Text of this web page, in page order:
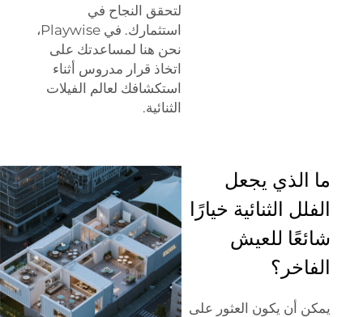
لتحقق النجاح في
استثمارك. في Playwise،
نحن هنا لمساعدتك على
اتخاذ قرار مدروس أثناء
استكشافك لعالم الفيلات
الثنائية.
ما الذي يجعل
الفلل الثنائية خيارًا
شائعًا للعيش
الفاخر؟
يمكن أن يكون العثور على